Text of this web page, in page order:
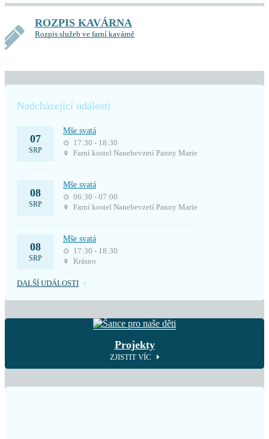
ROZPIS KAVÁRNA
Rozpis služeb ve farní kavárně
Nadcházející události
07
SRP
Mše svatá
17:30 - 18:30
Farní kostel Nanebevzetí Panny Marie
08
SRP
Mše svatá
06:30 - 07:00
Farní kostel Nanebevzetí Panny Marie
08
SRP
Mše svatá
17:30 - 18:30
Krásno
DALŠÍ UDÁLOSTI
Projekty
ZJISTIT VÍC